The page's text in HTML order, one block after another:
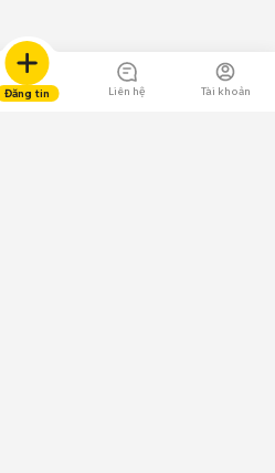
Đăng tin Liên hệ Tài khoản